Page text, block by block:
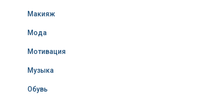
Макияж
Мода
Мотивация
Музыка
Обувь